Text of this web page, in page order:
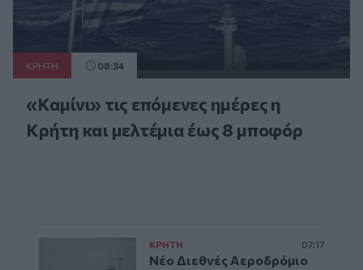
ΚΡΗΤΗ 08:34
«Καμίνι» τις επόμενες ημέρες η
Κρήτη και μελτέμια έως 8 μποφόρ
ΚΡΗΤΗ 07:17
Νέο Διεθνές Αεροδρόμιο